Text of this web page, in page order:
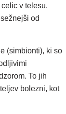
v telesu.
od
(simbionti), ki so
To jih
bolezni, kot